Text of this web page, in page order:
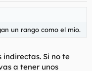
un rango como el mío.
indirectas. Si no te
a tener unos